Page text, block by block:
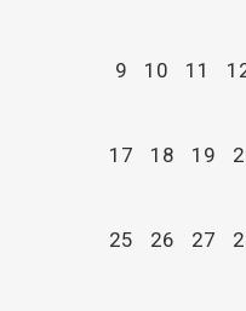
9 10 11
17 18 19
25 26 27